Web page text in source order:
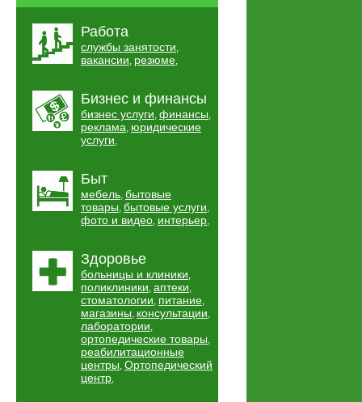
Работа
службы занятости,
вакансии, резюме,
Бизнес и финансы
бизнес услуги, финансы,
реклама, юридические
услуги,
Быт
мебель, бытовые
товары, бытовые услуги,
фото и видео, интерьер,
Здоровье
больницы и клиники,
поликлиники, аптеки,
стоматологии, питание,
магазины, консультации,
лаборатории,
ортопедические товары,
реабилитационные
центры, Ортопедический
центр,